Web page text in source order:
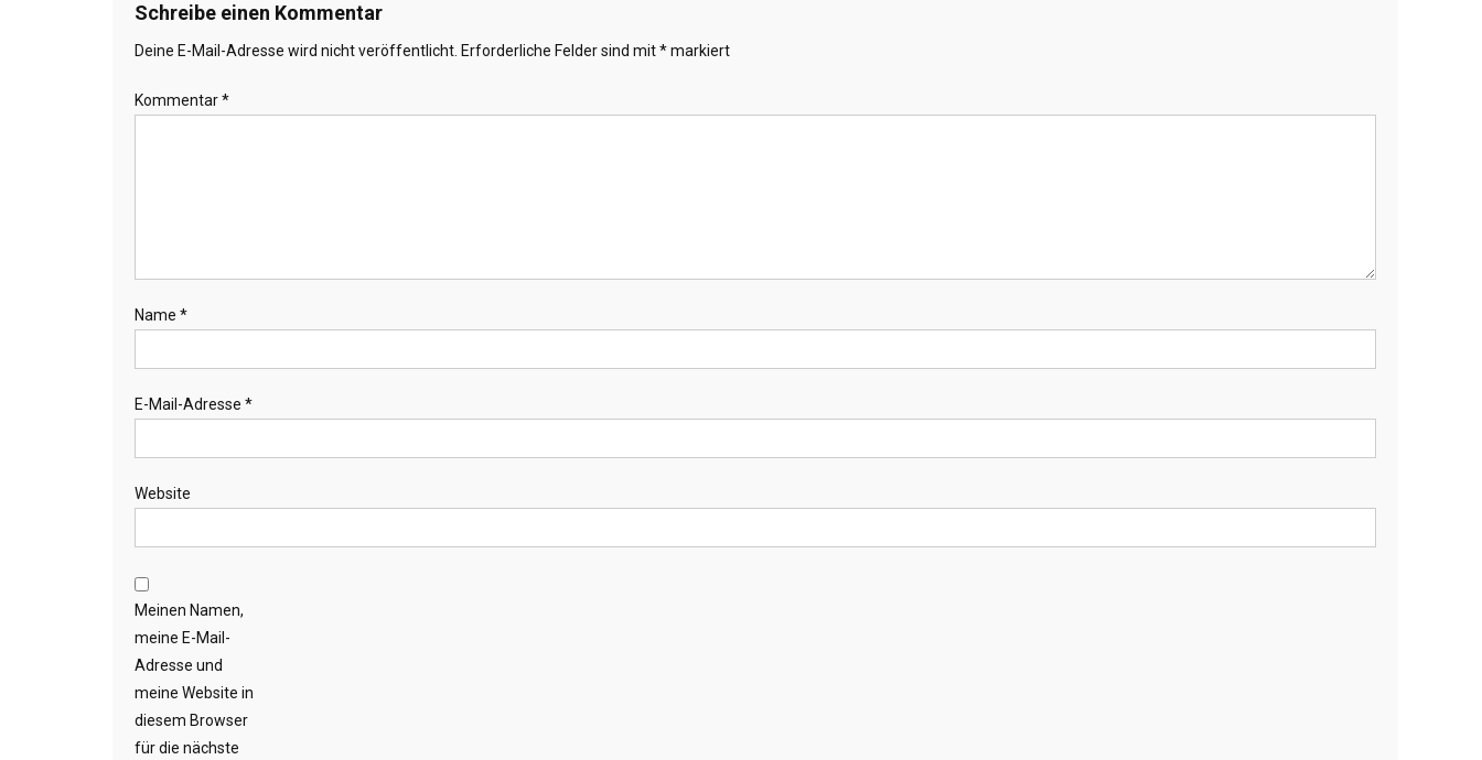
Schreibe einen Kommentar
Deine E-Mail-Adresse wird nicht veröffentlicht. Erforderliche Felder sind mit*markiert
Kommentar*
Name *
E-Mail-Adresse *
Website
Meinen Namen,
meine E-Mail-
Adresse und
meine Website in
diesem Browser
für die nächste